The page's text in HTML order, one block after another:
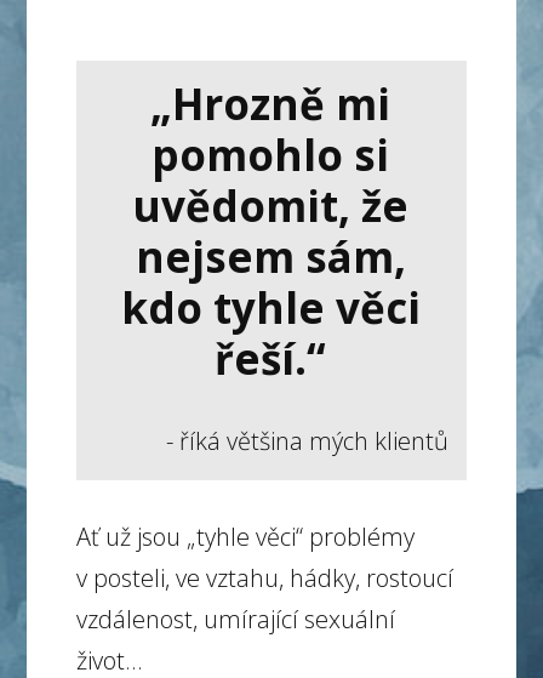
„Hrozně mi
pomohlo si
uvědomit, že
nejsem sám,
kdo tyhle věci
řeší.“
- říká většina mých klientů
Ať už jsou „tyhle věci“ problémy
v posteli, ve vztahu, hádky, rostoucí
vzdálenost, umírající sexuální
život...